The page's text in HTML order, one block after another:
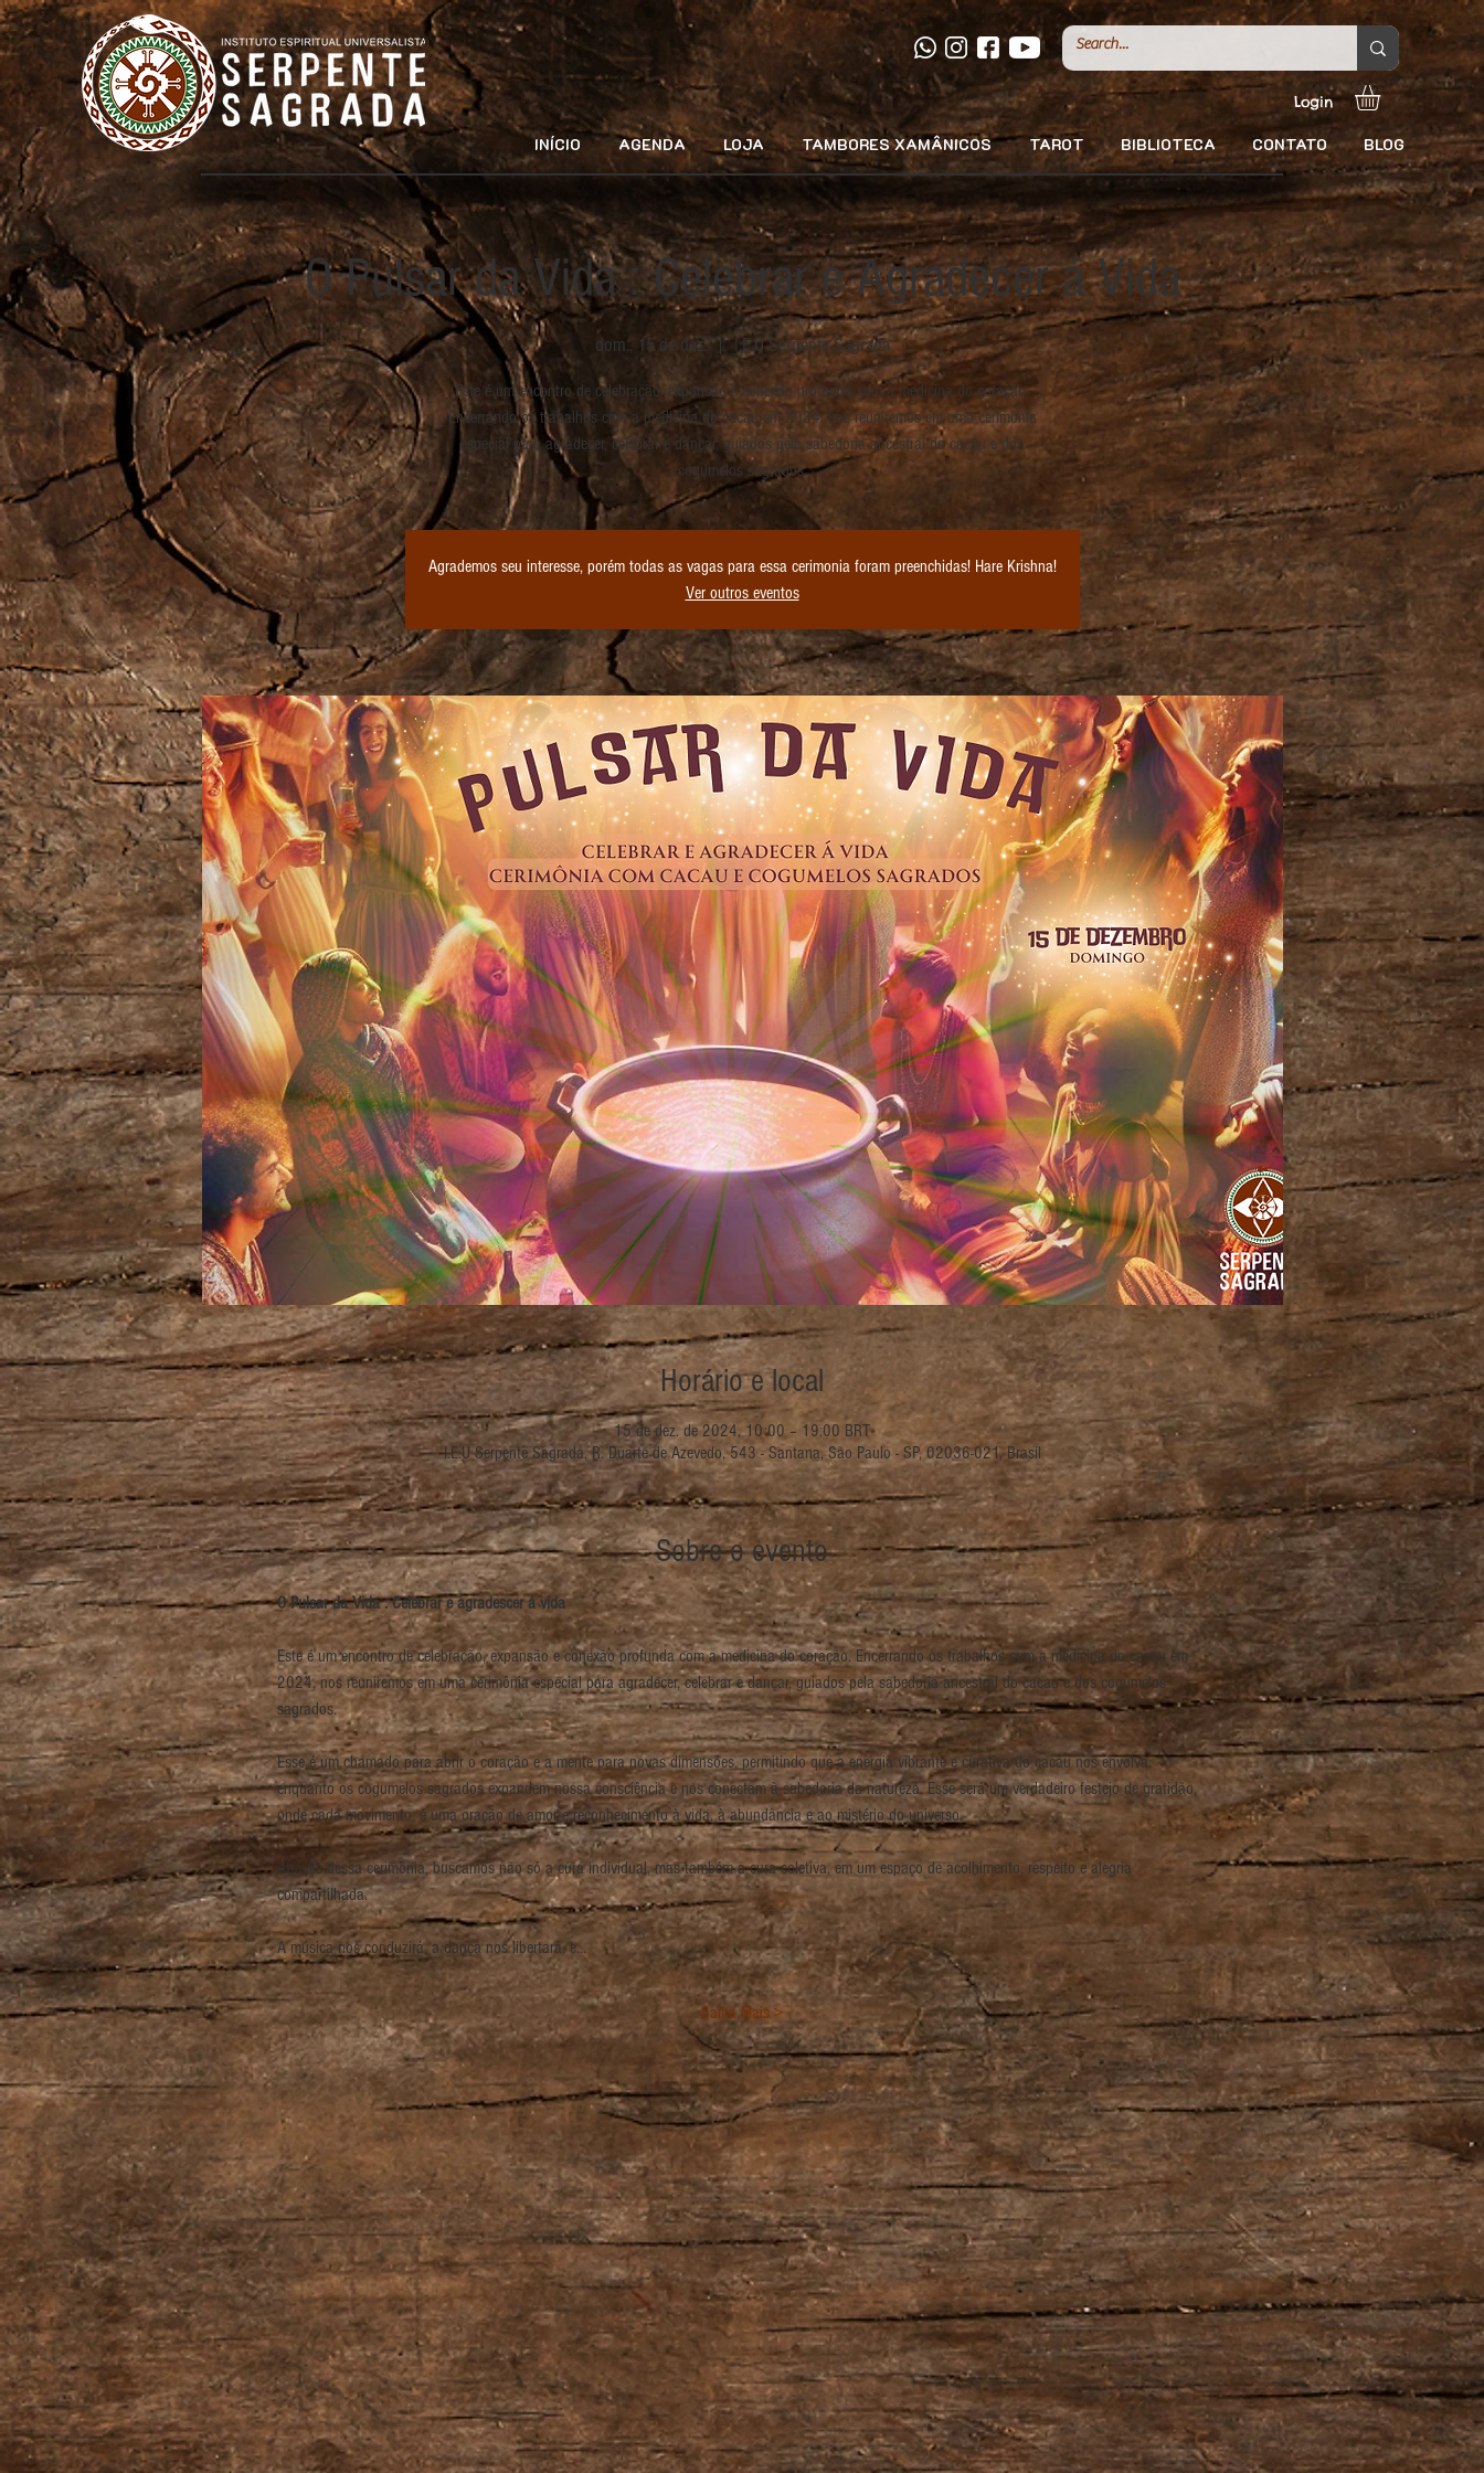
Login
INÍCIO AGENDA LOJA TAMBORES XAMÂNICOS TAROT BIBLIOTECA CONTATO BLOG
O Pulsar da Vida : Celebrar e Agradecer á Vida
dom., 15 de dez.
  |
I.E.U Serpente Sagrada
Este é um encontro de celebração, expansão e conexão profunda com a medicina do coração.
Encerrando os trabalhos com a medicina do cacau em 2024, nos reuniremos em uma cerimônia
especial para agradecer, celebrar e dançar, guiados pela sabedoria ancestral do cacau e dos
cogumelos sagrados.
Agrademos seu interesse, porém todas as vagas para essa cerimonia foram preenchidas! Hare Krishna!
Ver outros eventos
Horário e local
15 de dez. de 2024, 10:00 – 19:00 BRT
I.E.U Serpente Sagrada, R. Duarte de Azevedo, 543 - Santana, São Paulo - SP, 02036-021, Brasil
Sobre o evento
O Pulsar da Vida : Celebrar e agradescer á vida
Este é um encontro de celebração, expansão e conexão profunda com a medicina do coração. Encerrando os trabalhos com a medicina do cacau em
2024, nos reuniremos em uma cerimônia especial para agradecer, celebrar e dançar, guiados pela sabedoria ancestral do cacau e dos cogumelos
sagrados.
Esse é um chamado para abrir o coração e a mente para novas dimensões, permitindo que a energia vibrante e curativa do cacau nos envolva,
enquanto os cogumelos sagrados expandem nossa consciência e nos conectam à sabedoria da natureza. Esse será um verdadeiro festejo de gratidão,
onde cada movimento, é uma oração de amor e reconhecimento à vida, à abundância e ao mistério do universo.
Através dessa cerimônia, buscamos não só a cura individual, mas também a cura coletiva, em um espaço de acolhimento, respeito e alegria
compartilhada.
A música nos conduzirá, a dança nos libertará, e…
Saiba Mais >